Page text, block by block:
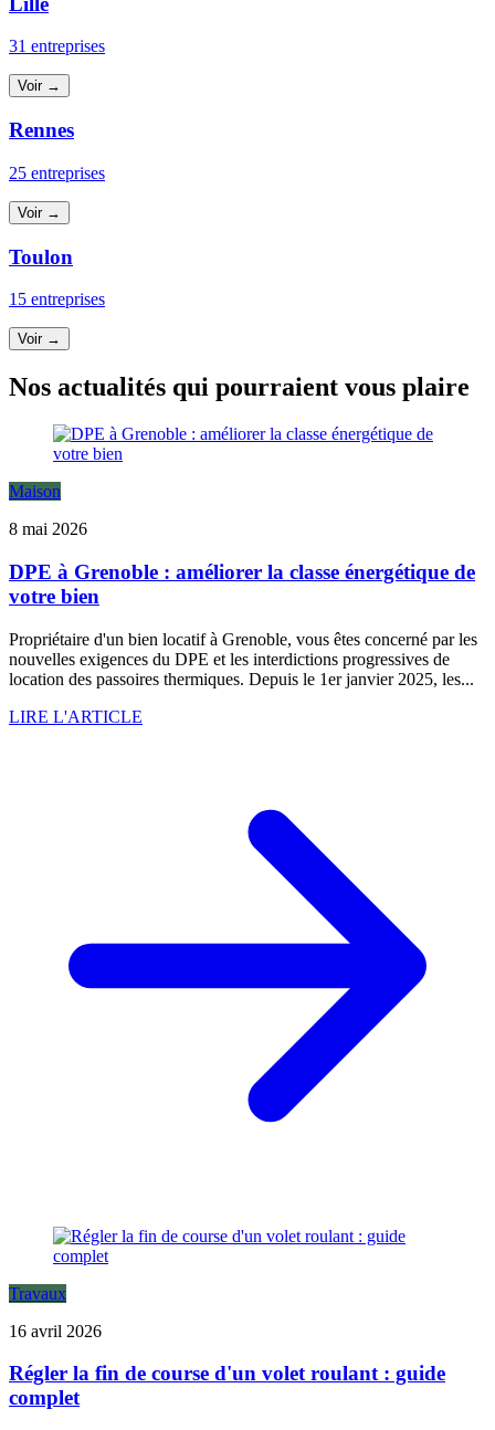
31 entreprises
Voir →
Rennes
25 entreprises
Voir →
Toulon
15 entreprises
Voir →
Nos actualités qui pourraient vous plaire
Maison
8 mai 2026
DPE à Grenoble : améliorer la classe énergétique de
votre bien
Propriétaire d'un bien locatif à Grenoble, vous êtes concerné par les
nouvelles exigences du DPE et les interdictions progressives de
location des passoires thermiques. Depuis le 1er janvier 2025, les...
LIRE L'ARTICLE
Travaux
16 avril 2026
Régler la fin de course d'un volet roulant : guide
complet